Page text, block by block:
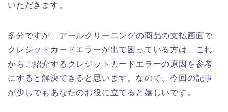
いただきます。
多分ですが、アールクリーニングの商品の支払画面で
クレジットカードエラーが出て困っている方は、これ
からご紹介するクレジットカードエラーの原因を参考
にすると解決できると思います。なので、今回の記事
が少しでもあなたのお役に立てると嬉しいです。